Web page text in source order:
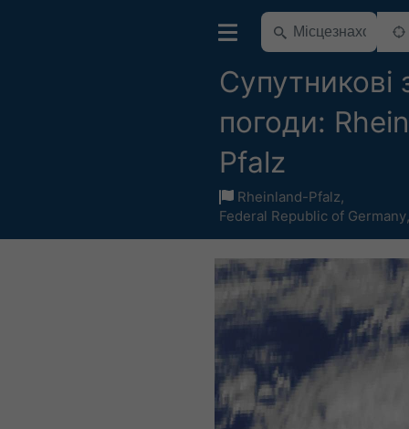
Супутникові
погоди:
Pfalz
Rheinland-Pfalz,
Federal Republic of Germany